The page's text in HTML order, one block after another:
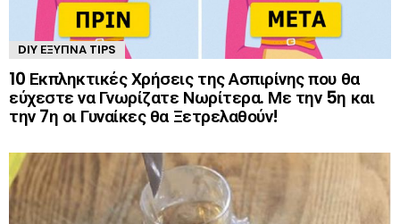
DIY ΈΞΥΠΝΑ TIPS
10 Εκπληκτικές Χρήσεις της Ασπιρίνης που θα
εύχεστε να Γνωρίζατε Νωρίτερα. Με την 5η και
την 7η οι Γυναίκες θα Ξετρελαθούν!